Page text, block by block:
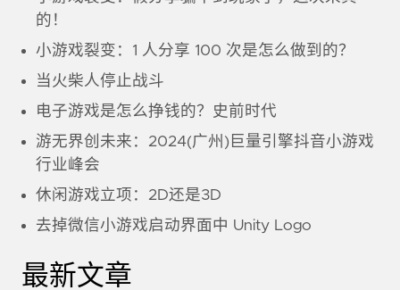
的！
小游戏裂变：1 人分享 100 次是怎么做到的？
当火柴人停止战斗
电子游戏是怎么挣钱的？史前时代
游无界创未来：2024(广州)巨量引擎抖音小游戏
行业峰会
休闲游戏立项：2D还是3D
去掉微信小游戏启动界面中 Unity Logo
最新文章